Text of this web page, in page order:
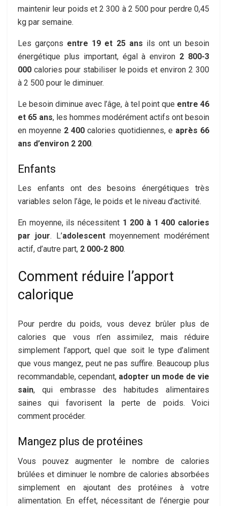
maintenir leur poids et 2 300 à 2 500 pour perdre 0,45
kg par semaine.
Les garçons entre 19 et 25 ans ils ont un besoin
énergétique plus important, égal à environ 2 800-3
000 calories pour stabiliser le poids et environ 2 300
à 2 500 pour le diminuer.
Le besoin diminue avec l’âge, à tel point que entre 46
et 65 ans, les hommes modérément actifs ont besoin
en moyenne 2 400 calories quotidiennes, e après 66
ans d’environ 2 200.
Enfants
Les enfants ont des besoins énergétiques très
variables selon l’âge, le poids et le niveau d’activité.
En moyenne, ils nécessitent 1 200 à 1 400 calories
par jour. L’adolescentmoyennement modérément
actif, d’autre part, 2 000-2 800.
Comment réduire l’apport
calorique
Pour perdre du poids, vous devez brûler plus de
calories que vous n’en assimilez, mais réduire
simplement l’apport, quel que soit le type d’aliment
que vous mangez, peut ne pas suffire. Beaucoup plus
recommandable, cependant, adopter un mode de vie
sain, qui embrasse des habitudes alimentaires
saines qui favorisent la perte de poids. Voici
comment procéder.
Mangez plus de protéines
Vous pouvez augmenter le nombre de calories
brûlées et diminuer le nombre de calories absorbées
simplement en ajoutant des protéines à votre
alimentation. En effet, nécessitant de l’énergie pour